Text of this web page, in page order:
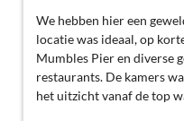
We hebben hier een
locatie was ideaal, op
Mumbles Pier en diverse
restaurants. De kamers
het uitzicht vanaf de top